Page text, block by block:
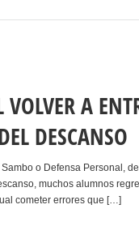
A
DESCANSO
o Defensa Personal,
muchos alumnos
cometer errores que […]